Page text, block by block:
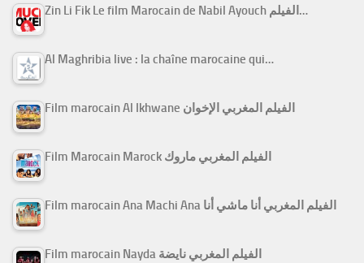
Zin Li Fik Le film Marocain de Nabil Ayouch الفيلم…
Al Maghribia live : la chaîne marocaine qui…
Film marocain Al Ikhwane الفيلم المغربي الإخوان
Film Marocain Marock الفيلم المغربي ماروك
Film marocain Ana Machi Ana الفيلم المغربي أنا ماشي أنا
Film marocain Nayda الفيلم المغربي نايضة